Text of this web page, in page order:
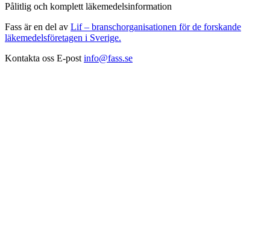
Pålitlig och komplett läkemedelsinformation
Fass är en del av Lif – branschorganisationen för de forskande
läkemedelsföretagen i Sverige.
Kontakta oss E-post info@fass.se